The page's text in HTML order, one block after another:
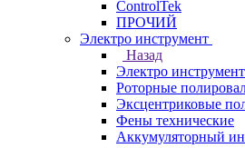
ControlTek
ПРОЧИЙ
Электро инструмент
Назад
Электро инструмент
Роторные
Эксцентриковые
Фены технические
Аккумуляторный